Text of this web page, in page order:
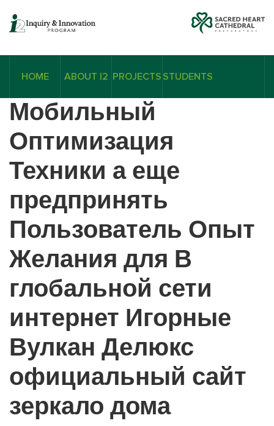
HOME ABOUT I2 PROJECTS STUDENTS
Мобильный
Оптимизация
Техники а еще
предпринять
Пользователь Опыт
Желания для В
глобальной сети
интернет Игорные
Вулкан Делюкс
официальный сайт
зеркало дома